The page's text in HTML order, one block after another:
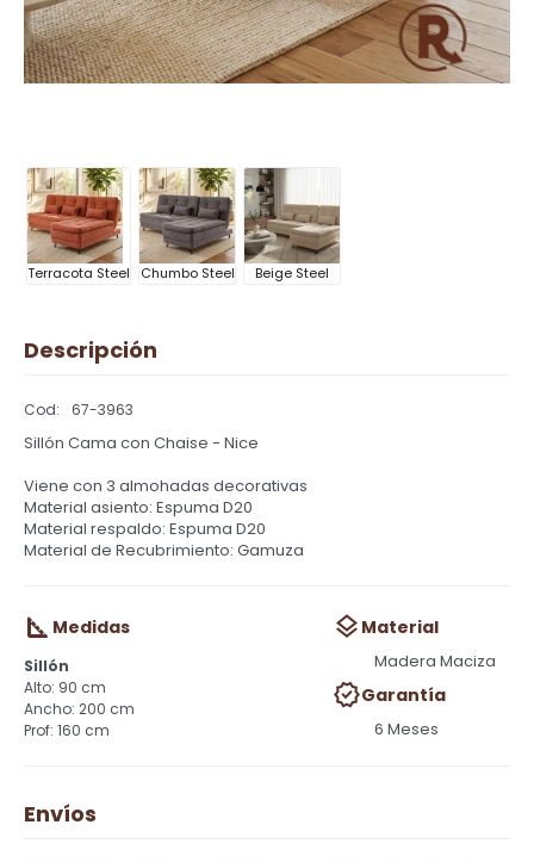
Terracota Steel Chumbo Steel Beige Steel
Descripción
67-3963
Sillón Cama con Chaise - Nice
Viene con 3 almohadas decorativas
Material asiento: Espuma D20
Material respaldo: Espuma D20
Material de Recubrimiento: Gamuza
Medidas
Sillón
90 cm
200 cm
160 cm
Material
Madera Maciza
Garantía
6 Meses
Envíos